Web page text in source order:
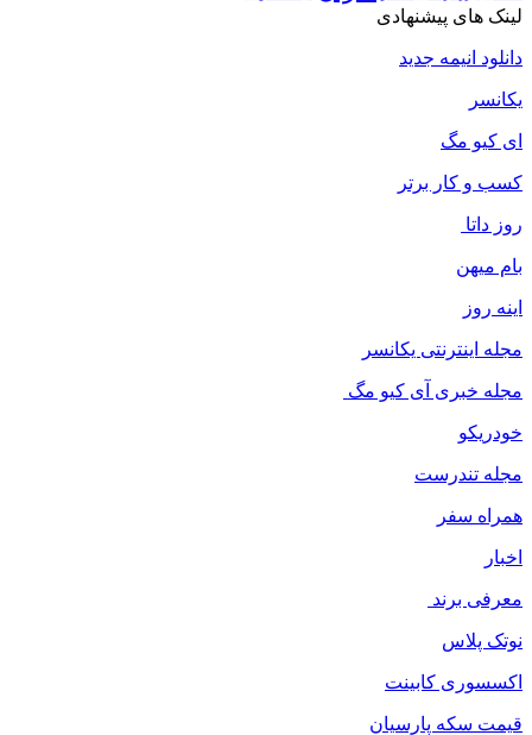
لینک های پیشنهادی
دانلود انیمه جدید
یکانسر
ای کیو مگ
کسب و کار برتر
روز داتا
بام میهن
اینه روز
مجله اینترنتی یکانسر
مجله خبری آی کیو مگ
خودریکو
مجله‌ تندرست
همراه سفر
اخبار
معرفی برند
نوتک پلاس
اکسسوری کابینت
قیمت سکه پارسیان